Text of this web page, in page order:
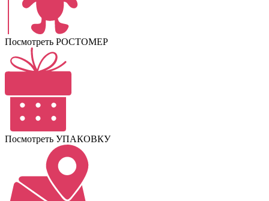
Посмотреть РОСТОМЕР
Посмотреть УПАКОВКУ